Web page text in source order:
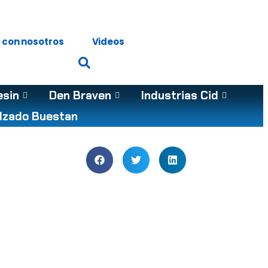
nosotros Videos
Den Braven
Industrias Cid
Buestan